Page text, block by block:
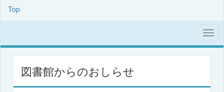
Top
図書館からのおしらせ